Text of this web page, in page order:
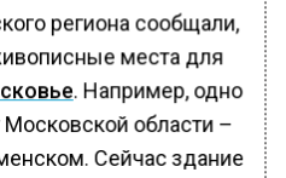
региона сообщали,
места для
. Например, одно
области –
Сейчас здание